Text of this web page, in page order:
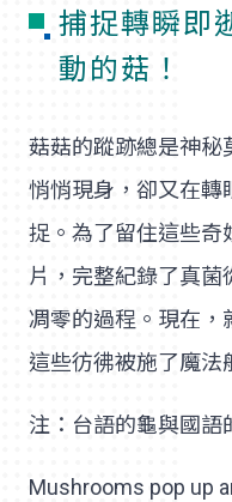
捕捉轉瞬即
動的菇！
菇菇的蹤跡總是神
悄悄現身，卻又在轉
捉。為了留住這些奇
片，完整紀錄了真菌
凋零的過程。現在，
這些彷彿被施了魔法
注：台語的龜與國語
Mushrooms pop up